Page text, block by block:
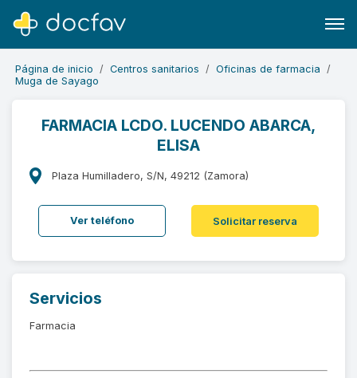
Buscar
Software para clínicas
Soporte
¿Eres un doctor?
Página de inicio Centros sanitarios
Oficinas de farmacia
Muga de Sayago
FARMACIA LCDO. LUCENDO ABARCA,
ELISA
Plaza Humilladero, S/N, 49212 (Zamora)
Ver teléfono Solicitar reserva
Servicios
Farmacia